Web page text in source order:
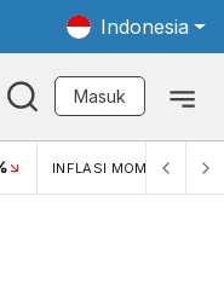
Indonesia
Masuk
INFLASI MOM (MAR)